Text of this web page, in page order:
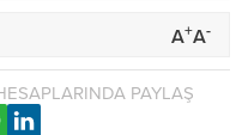
A+A-
PAYLAŞ